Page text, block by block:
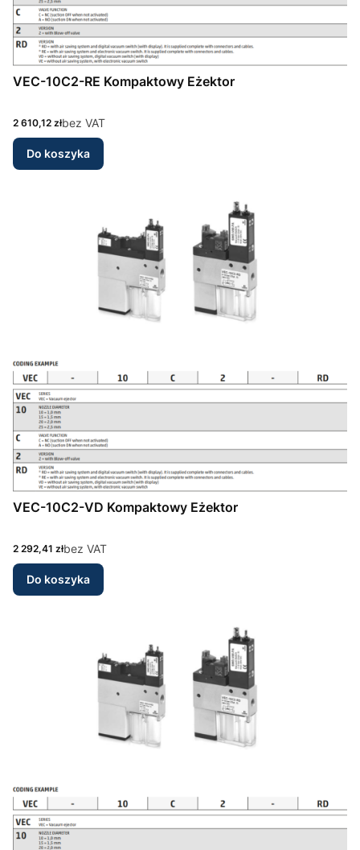
VEC-10C2-RE Kompaktowy Eżektor
Cena
2 610,12 złbez VAT
Do koszyka
VEC-10C2-VD Kompaktowy Eżektor
Cena
2 292,41 złbez VAT
Do koszyka